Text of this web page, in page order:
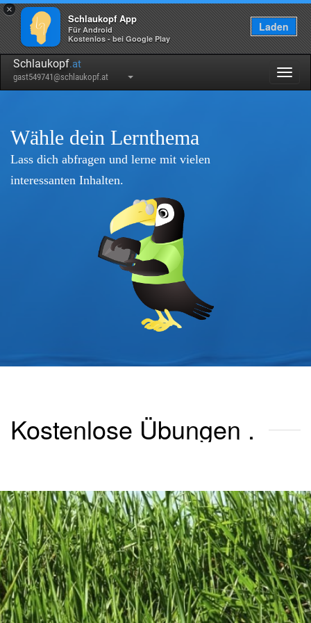
×
Schlaukopf App
Für Android
Kostenlos - bei Google Play
Laden
Schlaukopf.at
gast549741@schlaukopf.at
Wähle dein Lernthema
Lass dich abfragen und lerne mit vielen
interessanten Inhalten.
Kostenlose Übungen .